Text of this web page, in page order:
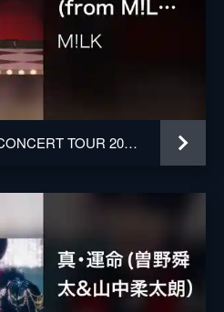
テレパシー (from M!LK CONCERT TOUR 2023 CHECKMATE Live at 東京ガーデンシアター 2023/05/07)